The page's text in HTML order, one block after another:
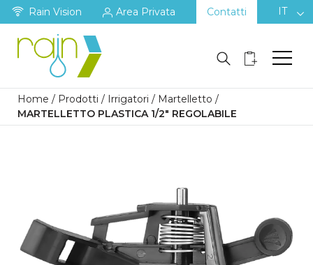
Rain Vision Area Privata Contatti IT
Home / Prodotti / Irrigatori / Martelletto /
MARTELLETTO PLASTICA 1/2″ REGOLABILE